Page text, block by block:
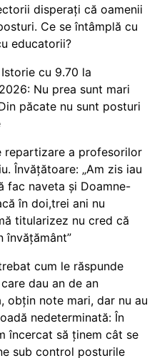
disperați că oamenii
Ce se întâmplă cu
educatorii?
cu 9.70 la
Nu prea sunt mari
păcate nu sunt posturi
repartizare a profesorilor
Învățătoare: „Am zis iau
fac naveta și Doamne-
în doi,trei ani nu
titularizez nu cred că
învățământ”
cum le răspunde
dau an de an
obțin note mari, dar nu au
nedeterminată: În
încercat să ținem cât se
sub control posturile